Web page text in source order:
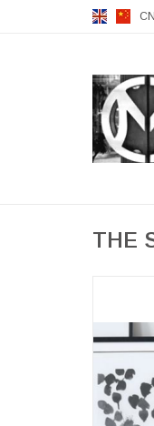
THE